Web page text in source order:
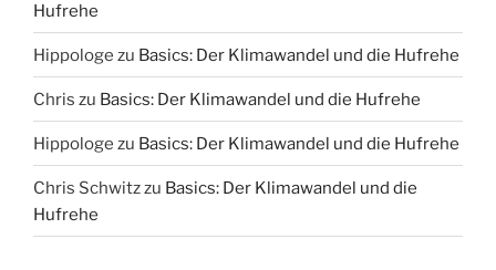
Hufrehe
Hippologe zu Basics: Der Klimawandel und die Hufrehe
Chris zu Basics: Der Klimawandel und die Hufrehe
Hippologe zu Basics: Der Klimawandel und die Hufrehe
Chris Schwitzzu Basics: Der Klimawandel und die
Hufrehe